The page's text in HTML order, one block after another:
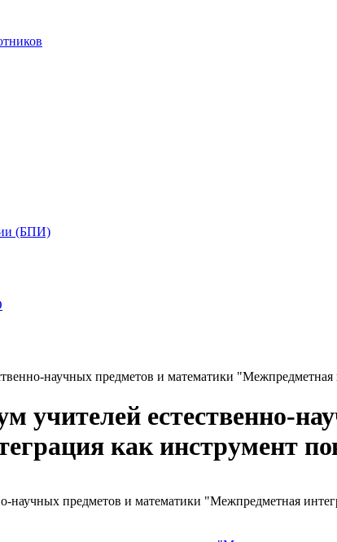
(БПИ)
научных предметов и математики
учителей естественно-
как инструмент
научных предметов и математики "Межпредметная